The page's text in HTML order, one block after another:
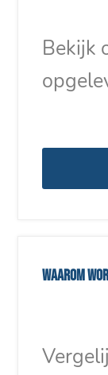
Bekijk
Waarom